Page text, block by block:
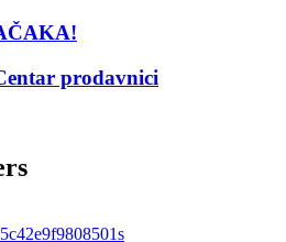
prodavnici